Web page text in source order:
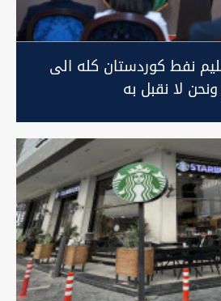
نفط كوردستان كله الى
لا نقبل به